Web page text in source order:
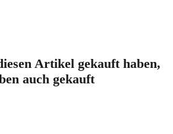
Artikel gekauft haben,
auch gekauft